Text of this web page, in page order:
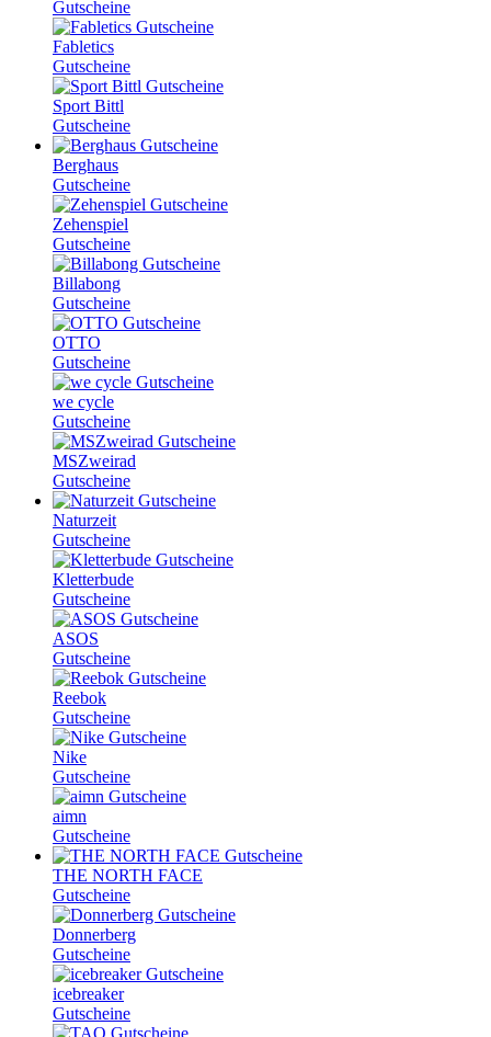
Gutscheine
Fabletics
Gutscheine
Sport Bittl
Gutscheine
Berghaus
Gutscheine
Zehenspiel
Gutscheine
Billabong
Gutscheine
OTTO
Gutscheine
we cycle
Gutscheine
MSZweirad
Gutscheine
Naturzeit
Gutscheine
Kletterbude
Gutscheine
ASOS
Gutscheine
Reebok
Gutscheine
Nike
Gutscheine
aimn
Gutscheine
THE NORTH FACE
Gutscheine
Donnerberg
Gutscheine
icebreaker
Gutscheine